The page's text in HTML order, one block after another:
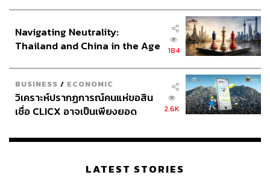
สามารถติดตาม THE STANDARD WEALTH
ผ่านแอปพลิเคชันต่างๆ ที่คุณสะดวกหรือใช้งานอยู่แล้วได้เลย
สงครามการค้า
Trade War
Donald Trump
วรรณพงษ์ ดุรงคเวโรจน์
Navigating Neutrality:
Thailand and China in the Age
184
BUSINESS / ECONOMIC
วิเคราะห์ปรากฏการณ์คนแห่ขอสิน
เชื่อ CLICX อาจเป็นเพียงยอด
เรือนไทยที่ถูกซุกไว้
2.6K
LATEST STORIES